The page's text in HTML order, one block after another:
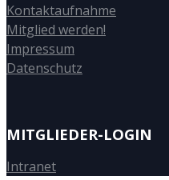
Kontaktaufnahme
Mitglied werden!
Impressum
Datenschutz
MITGLIEDER-LOGIN
Intranet